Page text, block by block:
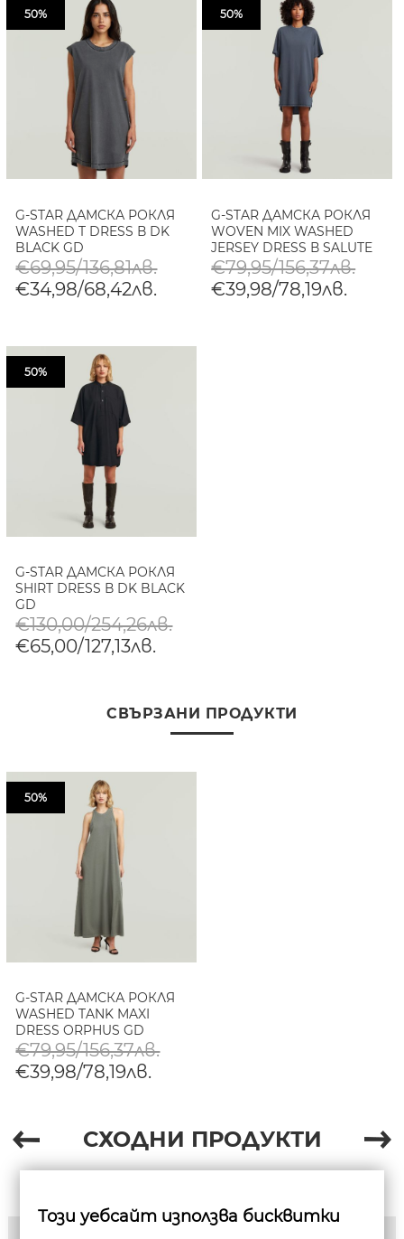
50%
G-STAR ДАМСКА РОКЛЯ
WASHED T DRESS В DK
BLACK GD
€69,95/136,81лв.
€34,98/68,42лв.
50%
G-STAR ДАМСКА РОКЛЯ
WOVEN MIX WASHED
JERSEY DRESS В SALUTE
GD
€79,95/156,37лв.
€39,98/78,19лв.
50%
G-STAR ДАМСКА РОКЛЯ
SHIRT DRESS В DK BLACK
GD
€130,00/254,26лв.
€65,00/127,13лв.
СВЪРЗАНИ ПРОДУКТИ
50%
G-STAR ДАМСКА РОКЛЯ
WASHED TANK MAXI
DRESS ORPHUS GD
€79,95/156,37лв.
€39,98/78,19лв.
СХОДНИ ПРОДУКТИ
Този уебсайт използва бисквитки